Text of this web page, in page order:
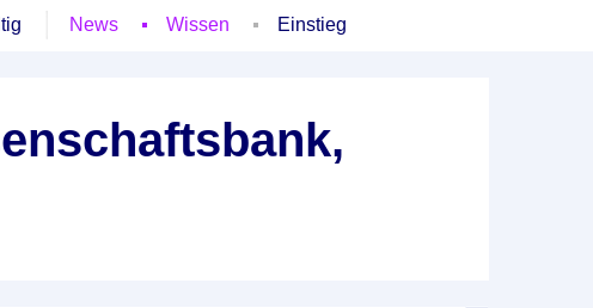
News Wissen Einstieg